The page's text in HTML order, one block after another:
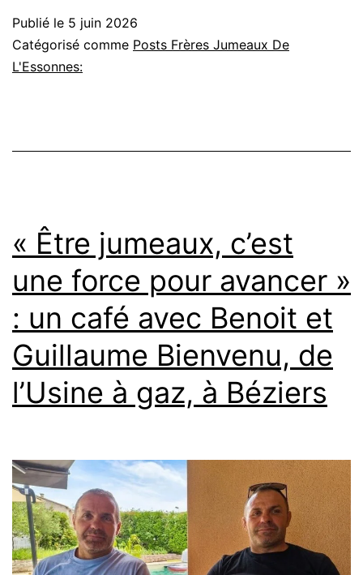
Joel
Madden
restaurant
Giorgio
Baldi
pour
la
Saint-
leurs
femmes
respectives,
Nicole
Publié le 5 juin 2026
Catégorisé comme Posts Frères Jumeaux De
L'Essonnes:
« Être jumeaux, c’est
une force pour avancer »
: un café avec Benoit et
Guillaume Bienvenu, de
l’Usine à gaz, à Béziers